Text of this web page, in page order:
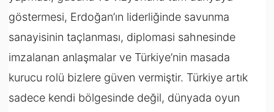
göstermesi, Erdoğan’ın liderliğinde savunma
sanayisinin taçlanması, diplomasi sahnesinde
imzalanan anlaşmalar ve Türkiye’nin masada
kurucu rolü bizlere güven vermiştir. Türkiye artık
sadece kendi bölgesinde değil, dünyada oyun